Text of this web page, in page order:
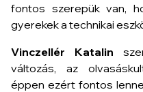
fontos szerepük van,
gyerekek a technikai
Vinczellér Katalin
változás, az
éppen ezért fontos